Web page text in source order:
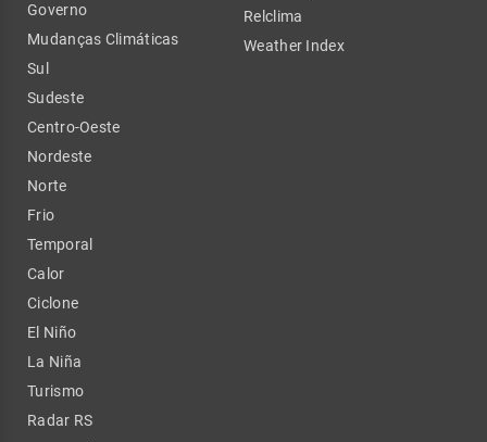
Governo
Mudanças Climáticas
Sul
Sudeste
Centro-Oeste
Nordeste
Norte
Frio
Temporal
Calor
Ciclone
El Niño
La Niña
Turismo
Radar RS
Relclima
Weather Index